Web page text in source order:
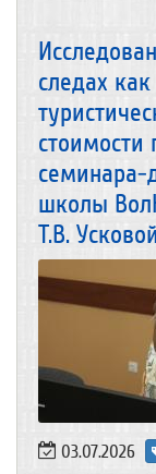
следах
стоимости
семинара-
школы
Т.В. Усковой
03.07.2026